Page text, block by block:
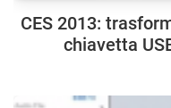
CES 2013:
chiavetta